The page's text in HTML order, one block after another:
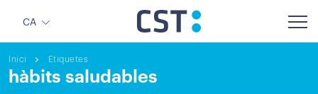
CA
Inici Etiquetes
hàbits saludables